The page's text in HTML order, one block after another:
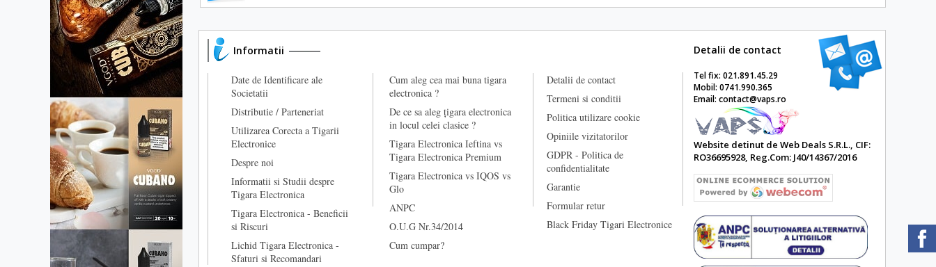
Informatii
Date de Identificare ale
Societatii
Distributie / Parteneriat
Utilizarea Corecta a Tigarii
Electronice
Despre noi
Informatii si Studii despre
Tigara Electronica
Tigara Electronica - Beneficii
si Riscuri
Lichid Tigara Electronica -
Sfaturi si Recomandari
Cum aleg cea mai buna tigara
electronica ?
De ce sa aleg țigara electronica
in locul celei clasice ?
Tigara Electronica Ieftina vs
Tigara Electronica Premium
Tigara Electronica vs IQOS vs
Glo
ANPC
O.U.G Nr.34/2014
Cum cumpar?
Detalii de contact
Termeni si conditii
Politica utilizare cookie
Opiniile vizitatorilor
GDPR - Politica de
confidentialitate
Garantie
Formular retur
Black Friday Tigari Electronice
Detalii de contact
Tel fix: 021.891.45.29
Mobil: 0741.990.365
Email: contact@vaps.ro
Website detinut de Web Deals S.R.L., CIF:
RO36695928, Reg.Com: J40/14367/2016